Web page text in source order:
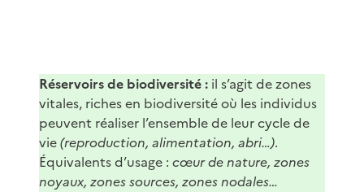
Réservoirs de biodiversité : il s’agit de zones
vitales, riches en biodiversité où les individus
peuvent réaliser l’ensemble de leur cycle de
vie(reproduction, alimentation, abri…).
Équivalents d’usage : cœur de nature, zones
noyaux, zones sources, zones nodales…